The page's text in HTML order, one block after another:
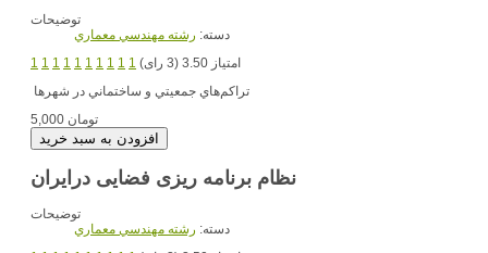
توضیحات
دسته: رشته مهندسي معماري
1 1 1 1 1 1 1 1 1 1
امتیاز 3.50 (3 رای)
تراكم‌هاي جمعيتي و ساختماني در شهرها
5,000 تومان
نظام برنامه ریزی فضایی درایران
توضیحات
دسته: رشته مهندسي معماري